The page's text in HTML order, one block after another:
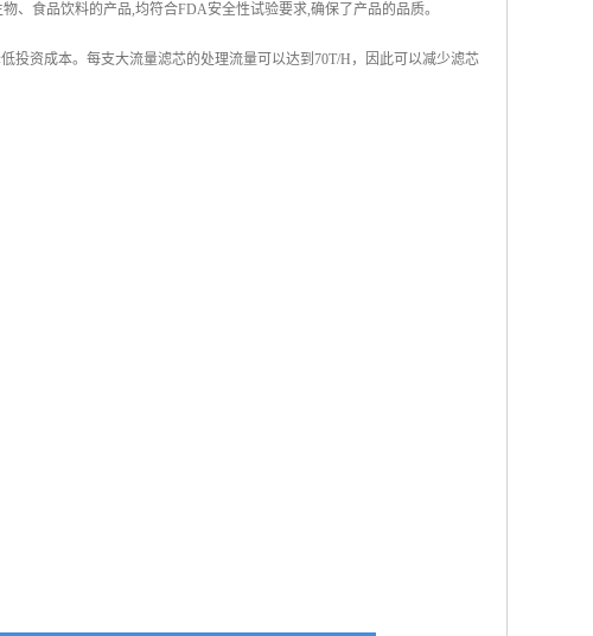
、食品饮料的产品,均符合FDA安全性试验要求,确保了产品的品质。
投资成本。每支大流量滤芯的处理流量可以达到70T/H，因此可以减少滤芯